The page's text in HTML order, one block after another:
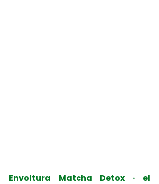
Envoltura Matcha Detox · el